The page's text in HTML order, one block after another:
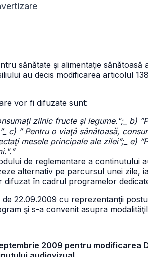
sănătate şi alimentaţie
au decis modificarea articolul
vor fi difuzate sunt:
zilnic fructe şi legume.";_ b)
c) ” Pentru o viaţă sănătoasă,
mesele principale ale zilei”;_ e)
de reglementare a continutului
alternativ pe parcursul unei zile,
în cadrul programelor
22.09.2009 cu reprezentanţii
şi s-a convenit asupra
2009 pentru modificarea